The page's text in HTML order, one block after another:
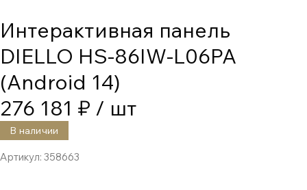
Интерактивная панель
DIELLO HS-86IW-L06PA
(Android 14)
276 181 ₽ / шт
В наличии
Артикул: 358663